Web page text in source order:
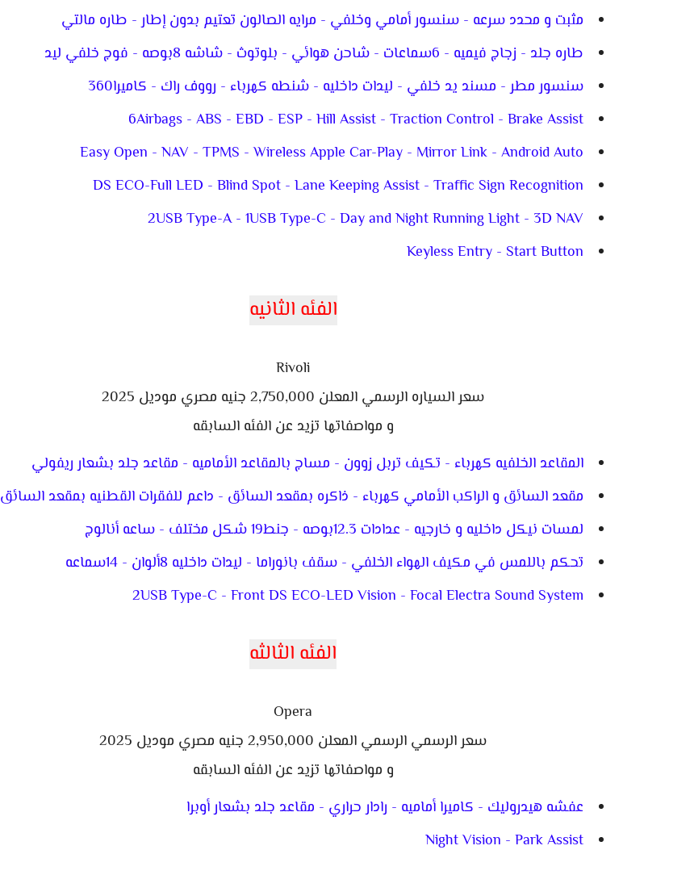
مثبت و محدد سرعه - سنسور أمامي وخلفي - مرايه الصالون تعتيم بدون إطار - طاره مالتي
طاره جلد - زجاج فيميه - 6سماعات - شاحن هوائي - بلوتوث - شاشه 8بوصه - فوج خلفي ليد
سنسور مطر - مسند يد خلفي - ليدات داخليه - شنطه كهرباء - رووف راك - كاميرا360
6Airbags - ABS - EBD - ESP - Hill Assist - Traction Control - Brake Assist
Easy Open - NAV - TPMS - Wireless Apple Car-Play - Mirror Link - Android Auto
DS ECO-Full LED - Blind Spot - Lane Keeping Assist - Traffic Sign Recognition
2USB Type-A - 1USB Type-C - Day and Night Running Light - 3D NAV
Keyless Entry - Start Button
الفئه الثانيه
Rivoli
سعر السياره الرسمي المعلن 2,750,000 جنيه مصري موديل 2025
و مواصفاتها تزيد عن الفئه السابقه
المقاعد الخلفيه كهرباء - تكيف تربل زوون - مساج بالمقاعد الأماميه - مقاعد جلد بشعار ريفولي
مقعد السائق و الراكب الأمامي كهرباء - ذاكره بمقعد السائق - داعم للفقرات القطنيه بمقعد السائق
لمسات نيكل داخليه و خارجيه - عدادات 12.3بوصه - جنط19 شكل مختلف - ساعه أنالوج
تحكم باللمس في مكيف الهواء الخلفي - سقف بانوراما - ليدات داخليه 8ألوان - 14سماعه
2USB Type-C - Front DS ECO-LED Vision - Focal Electra Sound System
الفئه الثالثه
Opera
سعر الرسمي الرسمي المعلن 2,950,000 جنيه مصري موديل 2025
و مواصفاتها تزيد عن الفئه السابقه
عفشه هيدروليك - كاميرا أماميه - رادار حراري - مقاعد جلد بشعار أوبرا
Night Vision - Park Assist